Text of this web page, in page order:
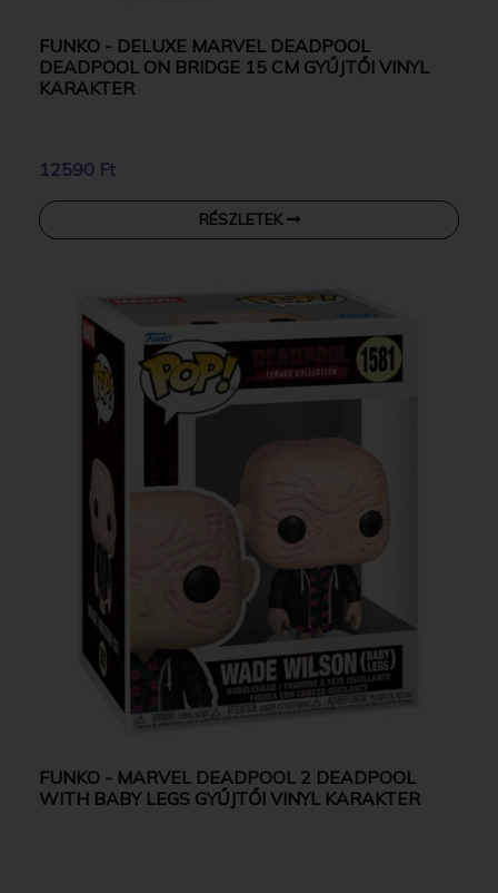
FUNKO - DELUXE MARVEL DEADPOOL
DEADPOOL ON BRIDGE 15 CM GYŰJTŐI VINYL
KARAKTER
12590 Ft
RÉSZLETEK
FUNKO - MARVEL DEADPOOL 2 DEADPOOL
WITH BABY LEGS GYŰJTŐI VINYL KARAKTER